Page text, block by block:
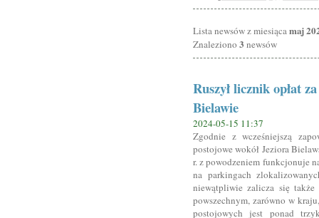
Lista newsów z miesiącamaj
Znaleziono 3 newsów
Ruszył licznik opłat
Bielawie
2024-05-15 11:37
Zgodnie z wcześniejszą
postojowe wokół Jeziora
r. z powodzeniem funkcjonuje
na parkingach
niewątpliwie zalicza się
powszechnym, zarówno w
postojowych jest ponad